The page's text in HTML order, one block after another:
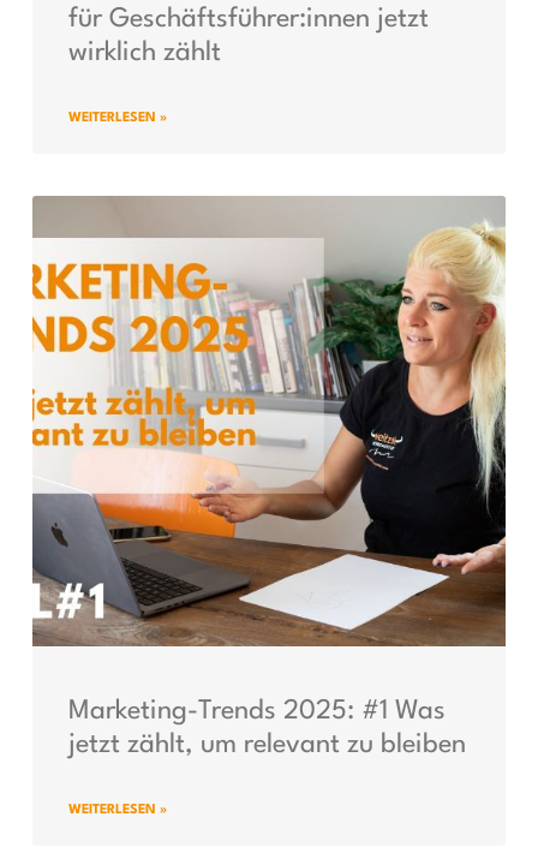
für Geschäftsführer:innen jetzt
wirklich zählt
WEITERLESEN »
Marketing-Trends 2025: #1 Was
jetzt zählt, um relevant zu bleiben
WEITERLESEN »